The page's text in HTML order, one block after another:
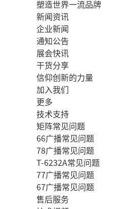
塑造世界一流品牌
新闻资讯
企业新闻
通知公告
展会快讯
干货分享
信仰创新的力量
加入我们
更多
技术支持
矩阵常见问题
66广播常见问题
78广播常见问题
T-6232A常见问题
77广播常见问题
67广播常见问题
售后服务